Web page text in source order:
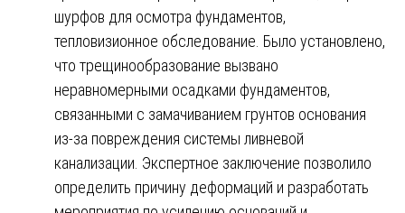
шурфов для осмотра фундаментов,
тепловизионное обследование. Было установлено,
что трещинообразование вызвано
неравномерными осадками фундаментов,
связанными с замачиванием грунтов основания
из-за повреждения системы ливневой
канализации. Экспертное заключение позволило
определить причину деформаций и разработать